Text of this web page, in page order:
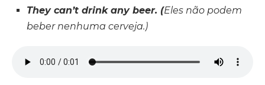
They can’t drink any beer. (Eles não podem
beber nenhuma cerveja.)